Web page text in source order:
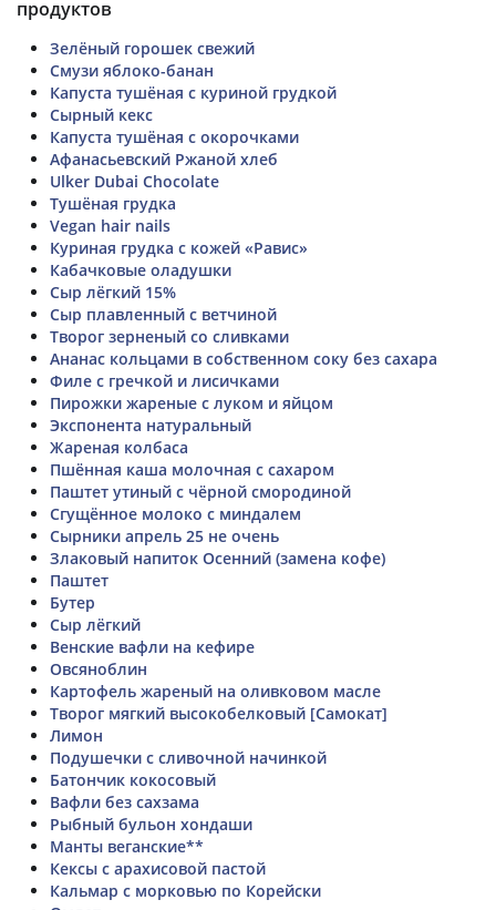
продуктов
Зелёный горошек свежий
Смузи яблоко-банан
Капуста тушёная с куриной грудкой
Сырный кекс
Капуста тушёная с окорочками
Афанасьевский Ржаной хлеб
Ulker Dubai Chocolate
Тушёная грудка
Vegan hair nails
Куриная грудка с кожей «Равис»
Кабачковые оладушки
Сыр лёгкий 15%
Сыр плавленный с ветчиной
Творог зерненый со сливками
Ананас кольцами в собственном соку без сахара
Филе с гречкой и лисичками
Пирожки жареные с луком и яйцом
Экспонента натуральный
Жареная колбаса
Пшённая каша молочная с сахаром
Паштет утиный с чёрной смородиной
Сгущённое молоко с миндалем
Сырники апрель 25 не очень
Злаковый напиток Осенний (замена кофе)
Паштет
Бутер
Сыр лёгкий
Венские вафли на кефире
Овсяноблин
Картофель жареный на оливковом масле
Творог мягкий высокобелковый [Самокат]
Лимон
Подушечки с сливочной начинкой
Батончик кокосовый
Вафли без сахзама
Рыбный бульон хондаши
Манты веганские**
Кексы с арахисовой пастой
Кальмар с морковью по Корейски